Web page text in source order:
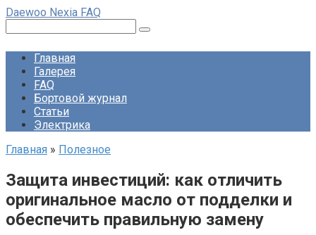
Перейти
контенту
Daewoo Nexia FAQ
Главная
Галерея
FAQ
Бортовой журнал
Статьи
Электрика
Главная » Полезное
Защита инвестиций: как отличить
оригинальное масло от подделки и
обеспечить правильную замену